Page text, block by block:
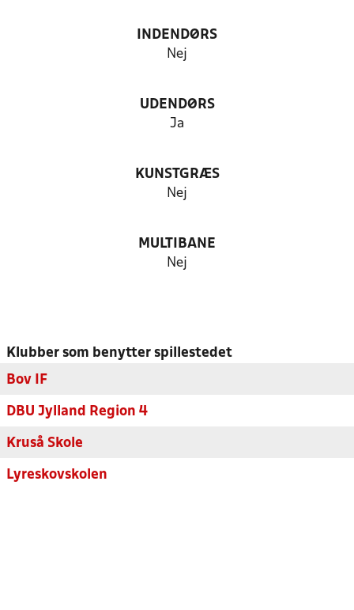
INDENDØRS
Nej
UDENDØRS
Ja
KUNSTGRÆS
Nej
MULTIBANE
Nej
Klubber som benytter spillestedet
Bov IF
DBU Jylland Region 4
Kruså Skole
Lyreskovskolen